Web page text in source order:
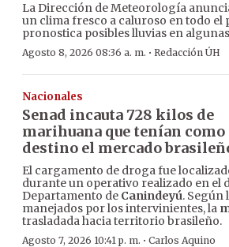
La Dirección de Meteorología
un clima fresco a caluroso en todo el
pronostica posibles lluvias en
Agosto 8, 2026 08:36 a. m. · Redacción ÚH
Nacionales
Senad incauta 728 kilos de
marihuana que tenían como
destino el mercado
El cargamento de droga fue
durante un operativo realizado en el
Departamento de Canindeyú. Según
manejados por los intervinientes, la
trasladada hacia territorio brasileño.
Agosto 7, 2026 10:41 p. m. · Carlos Aquino